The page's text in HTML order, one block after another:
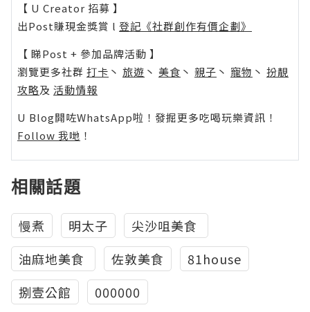
【 U Creator 招募 】
出Post賺現金獎賞 l 登記《社群創作有價企劃》
【 睇Post + 參加品牌活動 】
瀏覽更多社群 打卡 丶 旅遊 丶 美食 丶 親子 丶 寵物 丶 扮靚
攻略及 活動情報
U Blog開咗WhatsApp啦！發掘更多吃喝玩樂資訊！
Follow 我哋 ！
相關話題
慢煮 明太子
尖沙咀美食
油麻地美食
佐敦美食
81house
捌壹公館
000000